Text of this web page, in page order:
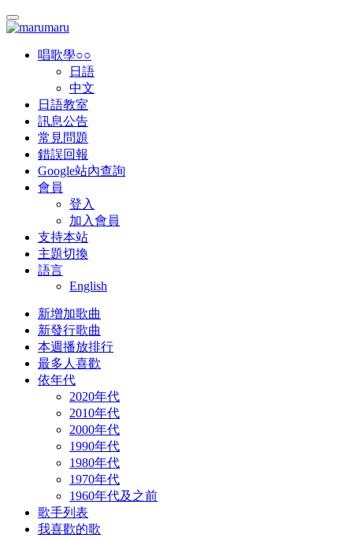
唱歌學○○
日語
中文
日語教室
訊息公告
常見問題
錯誤回報
Google站內查詢
會員
登入
加入會員
支持本站
主題切換
語言
English
新增加歌曲
新發行歌曲
本週播放排行
最多人喜歡
依年代
2020年代
2010年代
2000年代
1990年代
1980年代
1970年代
1960年代及之前
歌手列表
我喜歡的歌